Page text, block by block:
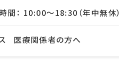
間： 10:00〜18:30（年中無休）
医療関係者の方へ